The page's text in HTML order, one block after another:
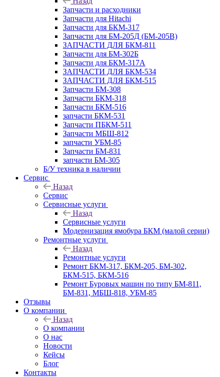
Запчасти и расходники
Запчасти для Hitachi
Запчасти для БКМ-317
Запчасти для БМ-205Д (БМ-205В)
ЗАПЧАСТИ ДЛЯ БКМ-811
Запчасти для БМ-302Б
Запчасти для БКМ-317А
ЗАПЧАСТИ ДЛЯ БКМ-534
ЗАПЧАСТИ ДЛЯ БКМ-515
Запчасти БМ-308
Запчасти БКМ-318
Запчасти БКМ-516
запчасти БКМ-531
Запчасти ПБКМ-511
Запчасти МБШ-812
запчасти УБМ-85
Запчасти БМ-831
запчасти БМ-305
Б/У техника в наличии
Сервис
Назад
Сервис
Сервисные услуги
Назад
Сервисные услуги
Модернизация ямобура БКМ (малой серии)
Ремонтные услуги
Назад
Ремонтные услуги
Ремонт БКМ-317, БКМ-205, БМ-302,
БКМ-515, БКМ-516
Ремонт Буровых машин по типу БМ-811,
БМ-831, МБШ-818, УБМ-85
Отзывы
О компании
Назад
О компании
О нас
Новости
Кейсы
Блог
Контакты